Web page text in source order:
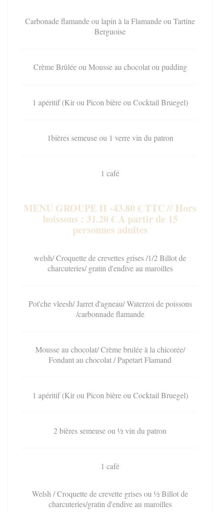
Carbonade flamande ou lapin à la Flamande ou Tartine
Berguoise
Crème Brûlée ou Mousse au chocolat ou pudding
1 apéritif (Kir ou Picon bière ou Cocktail Bruegel)
1bières semeuse ou 1 verre vin du patron
1 café
MENU GROUPE II -43.80 € TTC // Hors
boissons : 31.20 € A partir de 15
personnes adultes
welsh/ Croquette de crevettes grises /1/2 Billot de
charcuteries/ gratin d'endive au maroilles
Pot'che vleesh/ Jarret d'agneau/ Waterzoi de poissons
/carbonnade flamande
Mousse au chocolat/ Crème brulée à la chicorée/
Fondant au chocolat / Papetart Flamand
1 apéritif (Kir ou Picon bière ou Cocktail Bruegel)
2 bières semeuse ou ½ vin du patron
1 café
Welsh / Croquette de crevette grises ou ½ Billot de
charcuteries/gratin d'endive au maroilles